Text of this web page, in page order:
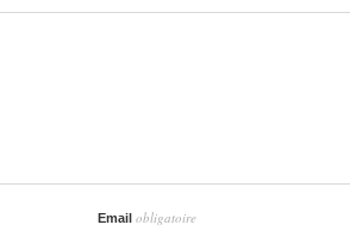
Email obligatoire